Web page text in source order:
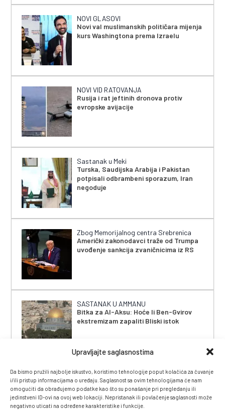
Upravljajte saglasnostima
Da bismo pružili najbolje iskustvo, koristimo tehnologije poput kolačića za čuvanje
i/ili pristup informacijama o uređaju. Saglasnost sa ovim tehnologijama će nam
omogućiti da obrađujemo podatke kao što su ponašanje pri pregledanju ili
jedinstveni ID-ovi na ovoj web lokaciji. Nepristanak ili povlačenje saglasnosti može
negativno uticati na određene karakteristike i funkcije.
NOVI GLASOVI
Novi val muslimanskih političara mijenja
kurs Washingtona prema Izraelu
NOVI VID RATOVANJA
Rusija i rat jeftinih dronova protiv
evropske avijacije
Sastanak u Meki
Turska, Saudijska Arabija i Pakistan
potpisali odbrambeni sporazum, Iran
negoduje
Zbog Memorijalnog centra Srebrenica
Američki zakonodavci traže od Trumpa
uvođenje sankcija zvaničnicima iz RS
SASTANAK U AMMANU
Bitka za Al-Aksu: Hoće li Ben-Gvirov
ekstremizam zapaliti Bliski istok